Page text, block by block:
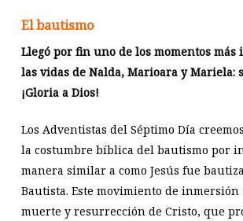
El bautismo
Llegó por fin uno de los momentos más
las vidas de Nalda, Marioara y Mariela:
¡Gloria a Dios!
Los Adventistas del Séptimo Día
la costumbre bíblica del bautismo por
manera similar a como Jesús fue
Bautista. Este movimiento de
muerte y resurrección de Cristo, que